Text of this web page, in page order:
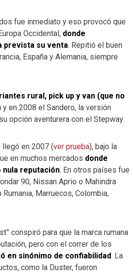
fue inmediato y eso provocó que
Occidental, donde
prevista su venta. Repitió el buen
España y Alemania, siempre
rural, pick up y van (que no
y en 2008 el Sandero, la versión
opción aventurera con el Stepway.
llegó en 2007 (ver prueba), bajo la
en muchos mercados donde
nula reputación. En otros países fue
90, Nissan Aprio o Mahindra
Marruecos, Colombia,
conspiró para que la marca rumana
pero con el correr de los
en sinónimo de confiabilidad. La
como la Duster, fueron